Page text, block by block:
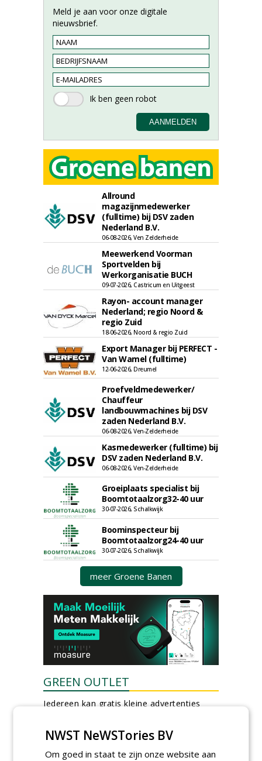
Meld je aan voor onze digitale
nieuwsbrief.
Allround
magazijnmedewerker
(fulltime) bij DSV zaden
Nederland B.V.
06-08-2026, Ven Zelderheide
Meewerkend Voorman
Sportvelden bij
Werkorganisatie BUCH
09-07-2026, Castricum en Uitgeest
Rayon- account manager
Nederland; regio Noord &
regio Zuid
18-06-2026, Noord & regio Zuid
Export Manager bij PERFECT -
Van Wamel (fulltime)
12-06-2026, Dreumel
Proefveldmedewerker/
Chauffeur
landbouwmachines bij DSV
zaden Nederland B.V.
06-08-2026, Ven-Zelderheide
Kasmedewerker (fulltime) bij
DSV zaden Nederland B.V.
06-08-2026, Ven-Zelderheide
Groeiplaats specialist bij
Boomtotaalzorg32-40 uur
30-07-2026, Schalkwijk
Boominspecteur bij
Boomtotaalzorg24-40 uur
30-07-2026, Schalkwijk
meer Groene Banen
GREEN OUTLET
Iedereen kan gratis kleine advertenties
Plaats een gratis advertentie
NWST NeWSTories BV
Om goed in staat te zijn onze website aan